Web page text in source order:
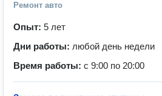
Ремонт авто
Опыт: 5 лет
Дни работы: любой день недели
Время работы: с 9:00 по 20:00